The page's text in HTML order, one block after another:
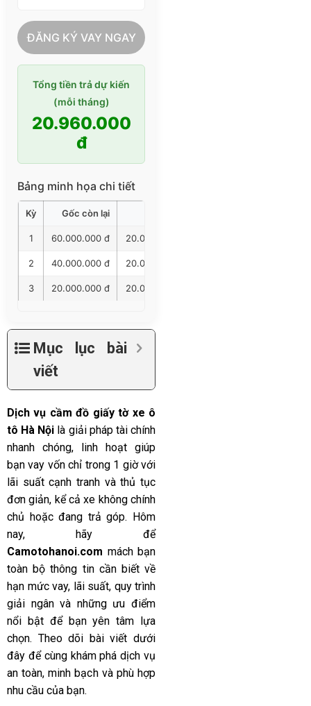
ĐĂNG KÝ VAY NGAY
Tổng tiền trả dự kiến
(mỗi tháng)
20.960.000
đ
Bảng minh họa chi tiết
Kỳ Gốc còn lại
1 60.000.000 đ 20.000.000 đ
2 40.000.000 đ 20.000.000 đ
3 20.000.000 đ 20.000.000 đ
Mục lục bài
viết
Dịch vụ cầm đồ giấy tờ xe ô
tô Hà Nội là giải pháp tài chính
nhanh chóng, linh hoạt giúp
bạn vay vốn chỉ trong 1 giờ với
lãi suất cạnh tranh và thủ tục
đơn giản, kể cả xe không chính
chủ hoặc đang trả góp. Hôm
nay, hãy để
Camotohanoi.com mách bạn
toàn bộ thông tin cần biết về
hạn mức vay, lãi suất, quy trình
giải ngân và những ưu điểm
nổi bật để bạn yên tâm lựa
chọn. Theo dõi bài viết dưới
đây để cùng khám phá dịch vụ
an toàn, minh bạch và phù hợp
nhu cầu của bạn.